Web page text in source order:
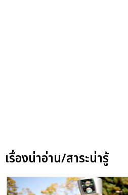
เรื่องน่าอ่าน/สาระน่ารู้